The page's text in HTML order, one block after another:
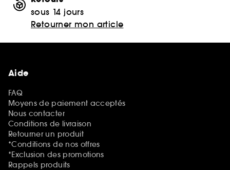
sous 14 jours
Retourner mon article
Aide
FAQ
Moyens de paiement acceptés
Nous contacter
Conditions de livraison
Retourner un produit
*Conditions de nos offres
*Exclusion des promotions
Rappels produits